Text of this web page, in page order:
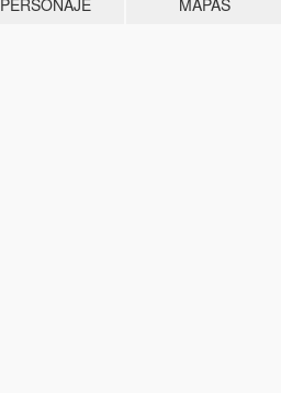
PERSONAJE MAPAS